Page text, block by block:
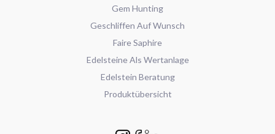
Gem Hunting
Geschliffen Auf Wunsch
Faire Saphire
Edelsteine Als Wertanlage
Edelstein Beratung
Produktübersicht